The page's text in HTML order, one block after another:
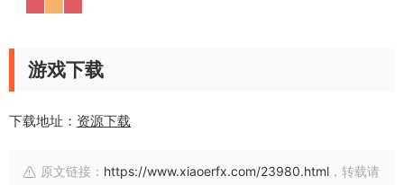
游戏下载
下载地址： 资源下载
原文链接： https://www.xiaoerfx.com/23980.html ，转载请